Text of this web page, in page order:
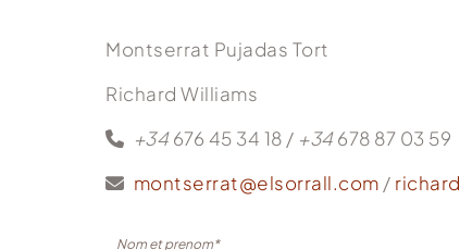
Montserrat Pujadas Tort
Richard Williams
+34676 45 34 18 / +34678 87 03 59
montserrat@elsorrall.com /